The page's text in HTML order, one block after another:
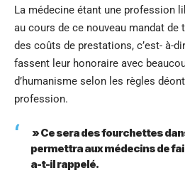
La médecine étant une profession
au cours de ce nouveau mandat de
des coûts de prestations, c’est- à-
fassent leur honoraire avec
d’humanisme selon les règles
profession.
» Ce sera des fourchettes
permettra aux médecins de
a-t-il rappelé.